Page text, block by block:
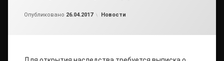
Опубликовано 26.04.2017 Рубрики:
Новости